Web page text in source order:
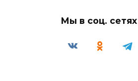
Мы в соц. сетях